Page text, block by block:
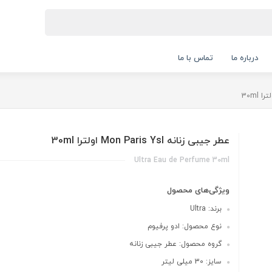
درباره ما تماس با ما
عطر جیبی زنانه Mon Paris Ysl اولترا 30ml
Ultra Eau de Perfume 30ml
ویژگی‌های محصول
برند: Ultra
نوع محصول: ادو پرفیوم
گروه محصول: عطر جیبی زنانه
سایز: 30 میلی لیتر